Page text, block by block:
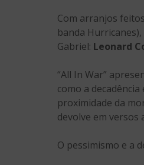
Com arranjos
banda
Gabriel: Leonard
“All In War”
como a
proximidade da
devolve em versos
O pessimismo e a